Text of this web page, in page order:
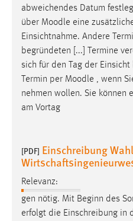
abweichendes Datum
über Moodle eine
Einsichtnahme. Andere
begründeten [...] Termine
sich für den Tag der
Termin per Moodle , wenn
nehmen wollen. Sie können
am Vortag
[PDF] Einschreibung
Relevanz:
gen nötig. Mit Beginn des
erfolgt die Einschreibung in